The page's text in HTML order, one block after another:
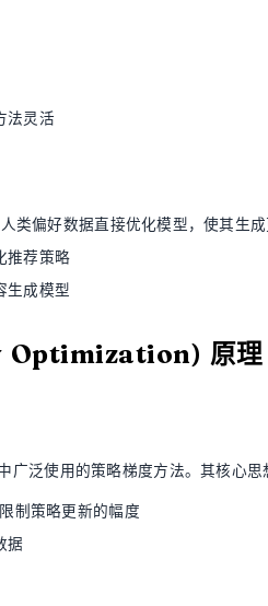
法灵活
类偏好数据直接优化模型，使其生
推荐策略
生成模型
原理
广泛使用的策略梯度方法。其核心思
策略更新的幅度
据